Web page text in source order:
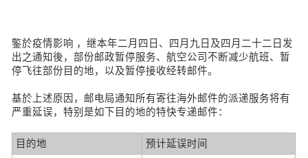
鍳於疫情影响 ，继本年二月四日、四月九日及四月二十二日发
出之通知後，部份邮政暂停服务、航空公司不断减少航班、暂
停飞往部份目的地，以及暂停接收经转邮件。
基於上述原因，邮电局通知所有寄往海外邮件的派递服务将有
严重延误，特别是如下目的地的特快专递邮件：
目的地
预计延误时间